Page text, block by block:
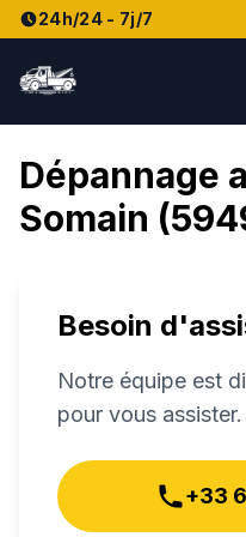
24h/24 - 7j/7
Dépannage
Somain (
Besoin
Notre équipe est
pour vous assister.
+33